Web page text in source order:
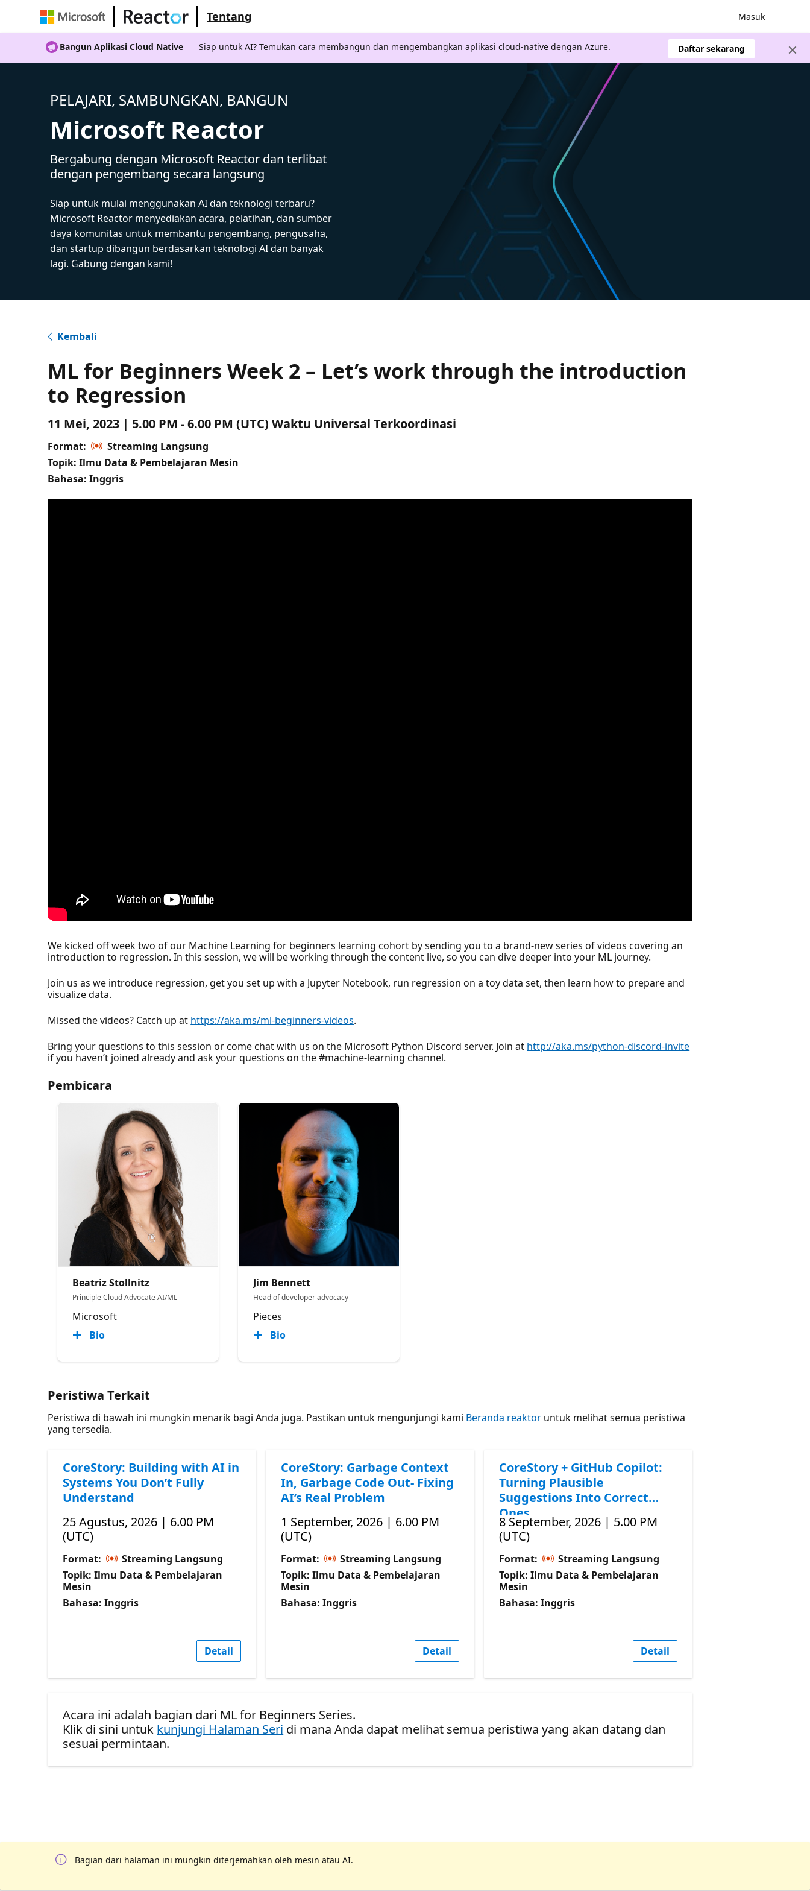
Tentang Masuk
Bangun Aplikasi Cloud Native Siap untuk AI? Temukan cara membangun dan mengembangkan aplikasi cloud-native dengan Azure. Daftar sekarang
PELAJARI, SAMBUNGKAN, BANGUN
Microsoft Reactor
Bergabung dengan Microsoft Reactor dan terlibat
dengan pengembang secara langsung
Siap untuk mulai menggunakan AI dan teknologi terbaru?
Microsoft Reactor menyediakan acara, pelatihan, dan sumber
daya komunitas untuk membantu pengembang, pengusaha,
dan startup dibangun berdasarkan teknologi AI dan banyak
lagi. Gabung dengan kami!
Kembali
ML for Beginners Week 2 – Let’s work through the introduction
to Regression
11 Mei, 2023 | 5.00 PM - 6.00 PM (UTC) Waktu Universal Terkoordinasi
Format:
Streaming Langsung
Topik: Ilmu Data & Pembelajaran Mesin
Bahasa: Inggris
We kicked off week two of our Machine Learning for beginners learning cohort by sending you to a brand-new series of videos covering an
introduction to regression. In this session, we will be working through the content live, so you can dive deeper into your ML journey.
Join us as we introduce regression, get you set up with a Jupyter Notebook, run regression on a toy data set, then learn how to prepare and
visualize data.
Missed the videos? Catch up at https://aka.ms/ml-beginners-videos.
Bring your questions to this session or come chat with us on the Microsoft Python Discord server. Join at http://aka.ms/python-discord-invite
if you haven’t joined already and ask your questions on the #machine-learning channel.
Pembicara
Beatriz Stollnitz
Principle Cloud Advocate AI/ML
Microsoft
Bio
Jim Bennett
Head of developer advocacy
Pieces
Bio
Peristiwa Terkait
Peristiwa di bawah ini mungkin menarik bagi Anda juga. Pastikan untuk mengunjungi kami Beranda reaktor untuk melihat semua peristiwa
yang tersedia.
CoreStory: Building with AI in
Systems You Don’t Fully
Understand
25 Agustus, 2026 | 6.00 PM
(UTC)
Format:
Streaming Langsung
Topik: Ilmu Data & Pembelajaran
Mesin
Bahasa: Inggris
Detail
CoreStory: Garbage Context
In, Garbage Code Out- Fixing
AI’s Real Problem
1 September, 2026 | 6.00 PM
(UTC)
Format:
Streaming Langsung
Topik: Ilmu Data & Pembelajaran
Mesin
Bahasa: Inggris
Detail
CoreStory + GitHub Copilot:
Turning Plausible
Suggestions Into Correct
Ones
8 September, 2026 | 5.00 PM
(UTC)
Format:
Streaming Langsung
Topik: Ilmu Data & Pembelajaran
Mesin
Bahasa: Inggris
Detail
Acara ini adalah bagian dari ML for Beginners Series.
Klik di sini untuk kunjungi Halaman Seri di mana Anda dapat melihat semua peristiwa yang akan datang dan
sesuai permintaan.
Bagian dari halaman ini mungkin diterjemahkan oleh mesin atau AI.